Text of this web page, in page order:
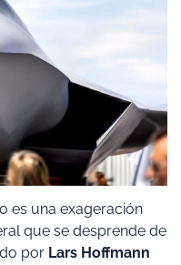
es una exageración
que se desprende de
por Lars Hoffmann